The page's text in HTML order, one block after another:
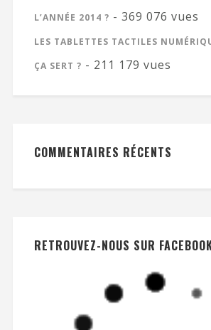
L’ANNÉE 2014 ? - 369 076 vues
LES TABLETTES TACTILES
ÇA SERT ? - 211 179 vues
COMMENTAIRES RÉCENTS
RETROUVEZ-NOUS SUR